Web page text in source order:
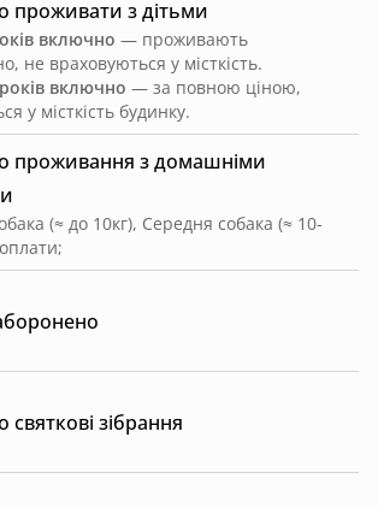
проживання з домашніми
(≈ до 10кг), Середня собака (≈ 10-
;
проживати з дітьми
включно — проживають
не враховуються у місткість.
включно — за повною ціною,
у місткість будинку.
святкові зібрання